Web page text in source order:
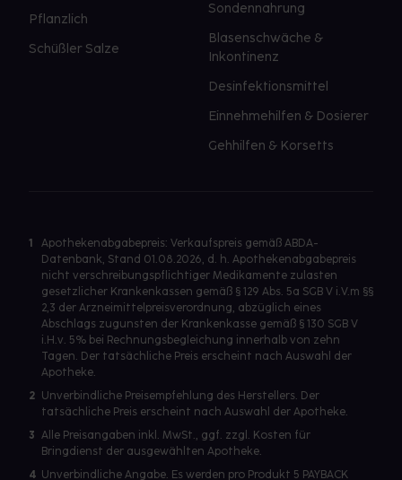
Pflanzlich
Schüßler Salze
Sondennahrung
Blasenschwäche &
Inkontinenz
Desinfektionsmittel
Einnehmehilfen & Dosierer
Gehhilfen & Korsetts
1
Apothekenabgabepreis: Verkaufspreis gemäß ABDA-
Datenbank, Stand 01.08.2026, d. h. Apothekenabgabepreis
nicht verschreibungspflichtiger Medikamente zulasten
gesetzlicher Krankenkassen gemäß § 129 Abs. 5a SGB V i.V.m §§
2,3 der Arzneimittelpreisverordnung, abzüglich eines
Abschlags zugunsten der Krankenkasse gemäß § 130 SGB V
i.H.v. 5% bei Rechnungsbegleichung innerhalb von zehn
Tagen. Der tatsächliche Preis erscheint nach Auswahl der
Apotheke.
2 Unverbindliche Preisempfehlung des Herstellers. Der
tatsächliche Preis erscheint nach Auswahl der Apotheke.
3 Alle Preisangaben inkl. MwSt., ggf. zzgl. Kosten für
Bringdienst der ausgewählten Apotheke.
4 Unverbindliche Angabe. Es werden pro Produkt 5 PAYBACK